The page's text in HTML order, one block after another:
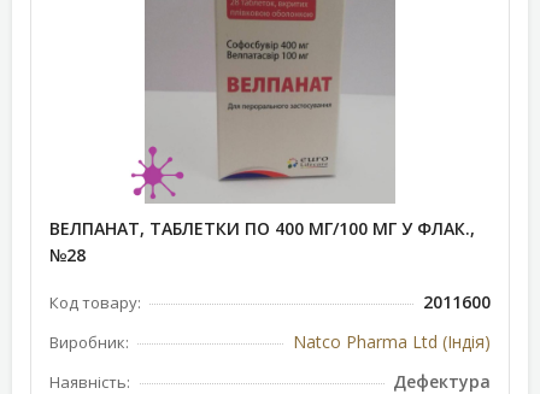
ВЕЛПАНАТ, ТАБЛЕТКИ ПО 400 МГ/100 МГ У ФЛАК.,
№28
Код товару: 2011600
Виробник: Natco Pharma Ltd (Індія)
Наявність: Дефектура